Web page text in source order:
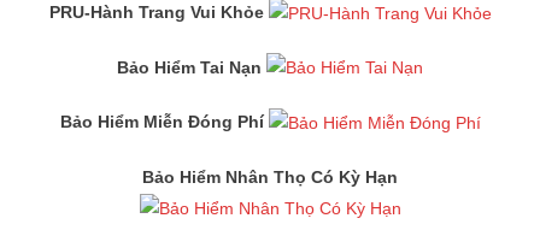
PRU-Hành Trang Vui Khỏe
Bảo Hiểm Tai Nạn
Bảo Hiểm Miễn Đóng Phí
Bảo Hiểm Nhân Thọ Có Kỳ Hạn